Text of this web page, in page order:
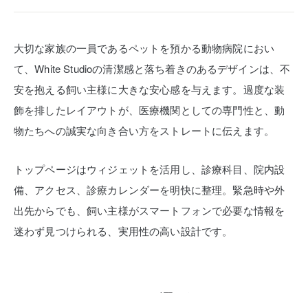
大切な家族の一員であるペットを預かる動物病院におい
て、White Studioの清潔感と落ち着きのあるデザインは、不
安を抱える飼い主様に大きな安心感を与えます。過度な装
飾を排したレイアウトが、医療機関としての専門性と、動
物たちへの誠実な向き合い方をストレートに伝えます。
トップページはウィジェットを活用し、診療科目、院内設
備、アクセス、診療カレンダーを明快に整理。緊急時や外
出先からでも、飼い主様がスマートフォンで必要な情報を
迷わず見つけられる、実用性の高い設計です。